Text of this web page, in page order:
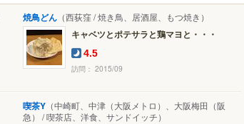
焼鳥どん （西荻窪 / 焼き鳥、居酒屋、もつ焼き）
キャベツとポテサラと鶏マヨと・・・
4.5
訪問： 2015/09
喫茶Y （中崎町、中津（大阪メトロ）、大阪梅田（阪
急） / 喫茶店、洋食、サンドイッチ）